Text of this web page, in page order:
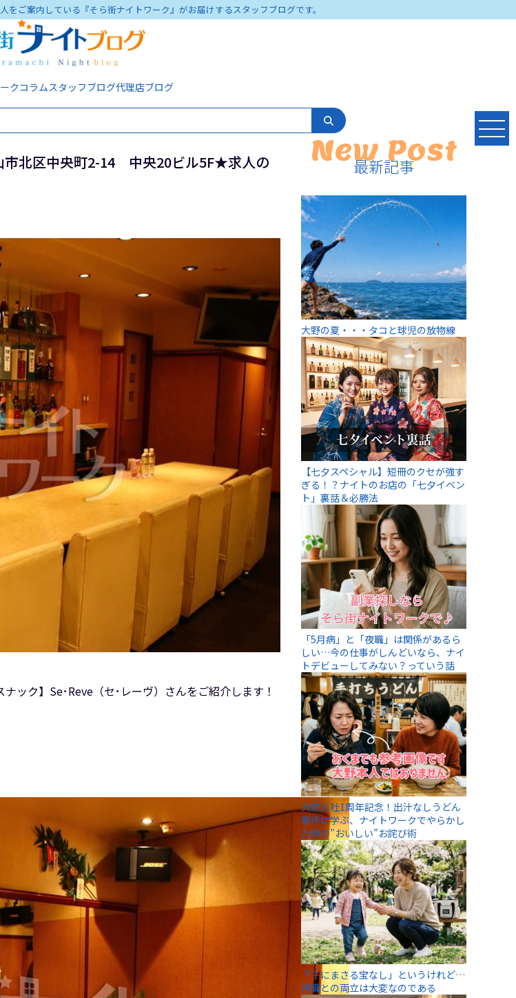
ご案内している『そら街ナイトワーク』がお届けするスタッフブログです。
クコラムスタッフブログ代理店ブログ
市北区中央町2-14 中央20ビル5F★求人の
ック】Se･Reve（セ･レーヴ）さんをご紹介します！
New Post
最新記事
大野の夏・・・タコと球児の放物線
【七夕スペシャル】短冊のクセが強す
ぎる！？ナイトのお店の「七夕イベン
ト」裏話＆必勝法
「5月病」と「夜職」は関係があるら
しい…今の仕事がしんどいなら、ナイ
トデビューしてみない？っていう話
大野入社1周年記念！出汁なしうどん
事件に学ぶ、ナイトワークでやらかし
た時の”おいしい”お詫び術
「子にまさる宝なし」というけれど…
夜職との両立は大変なのである